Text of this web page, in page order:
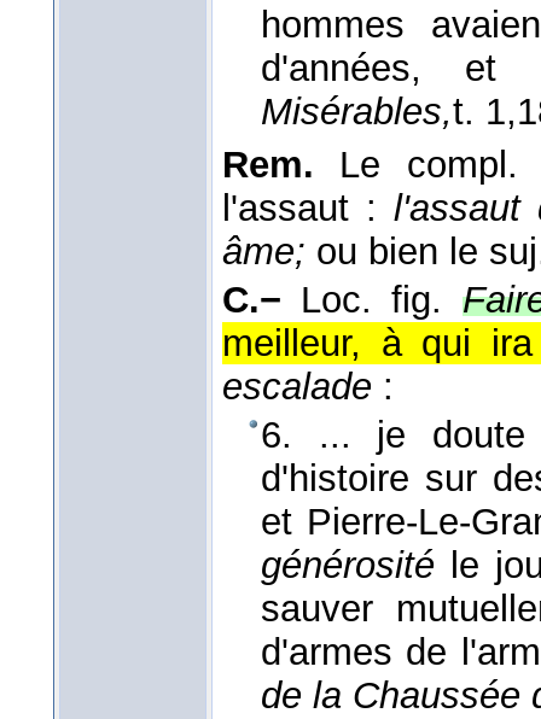
hommes
d'années,
Misérables,t. 1,
Rem. Le
l'assaut : l'assaut
âme; ou bien le
C.− Loc. fig.
meilleur, à qui
escalade :
6. ... je doute
d'histoire sur
et Pierre-Le-
générosité le
sauver
d'armes de
de la Chaussée